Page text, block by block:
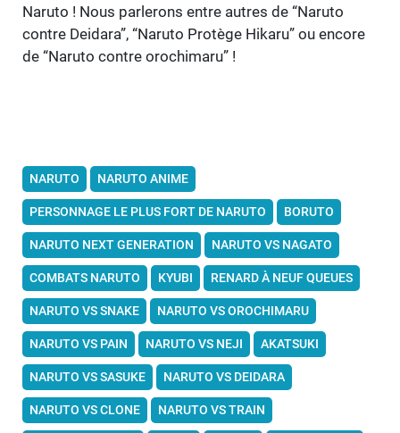
Naruto ! Nous parlerons entre autres de “Naruto
contre Deidara”, “Naruto Protège Hikaru” ou encore
de “Naruto contre orochimaru” !
NARUTO NARUTO ANIME
PERSONNAGE LE PLUS FORT DE NARUTO BORUTO
NARUTO NEXT GENERATION NARUTO VS NAGATO
COMBATS NARUTO KYUBI RENARD À NEUF QUEUES
NARUTO VS SNAKE NARUTO VS OROCHIMARU
NARUTO VS PAIN NARUTO VS NEJI AKATSUKI
NARUTO VS SASUKE NARUTO VS DEIDARA
NARUTO VS CLONE NARUTO VS TRAIN